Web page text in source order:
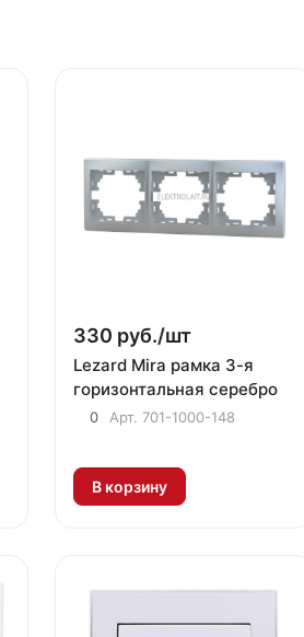
330 руб./шт
Lezard Mira рамка 3-я
горизонтальная серебро
0 Арт. 701-1000-148
В корзину